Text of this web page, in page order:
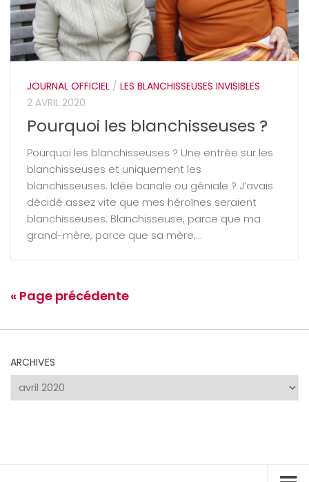
JOURNAL OFFICIEL / LES BLANCHISSEUSES INVISIBLES
2 AVRIL 2020
Pourquoi les blanchisseuses ?
Pourquoi les blanchisseuses ? Une entrée sur les
blanchisseuses et uniquement les
blanchisseuses. Idée banale ou géniale ? J’avais
décidé assez vite que mes héroïnes seraient
blanchisseuses. Blanchisseuse, parce que ma
grand-mère, parce que sa mère,...
« Page précédente
ARCHIVES
Archives